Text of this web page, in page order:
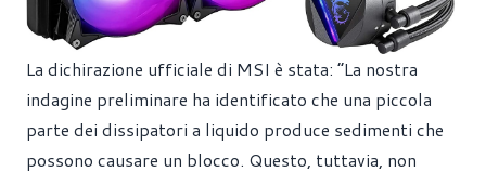
La dichirazione ufficiale di MSI è stata: “La nostra
indagine preliminare ha identificato che una piccola
parte dei dissipatori a liquido produce sedimenti che
possono causare un blocco. Questo, tuttavia, non